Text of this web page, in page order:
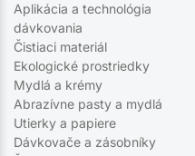
Aplikácia a technológia
dávkovania
Čistiaci materiál
Ekologické prostriedky
Mydlá a krémy
Abrazívne pasty a mydlá
Utierky a papiere
Dávkovače a zásobníky